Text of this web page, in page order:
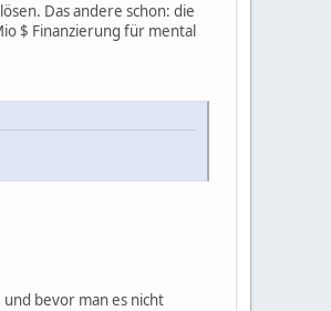
Das andere schon: die
$ Finanzierung für mental
bevor man es nicht